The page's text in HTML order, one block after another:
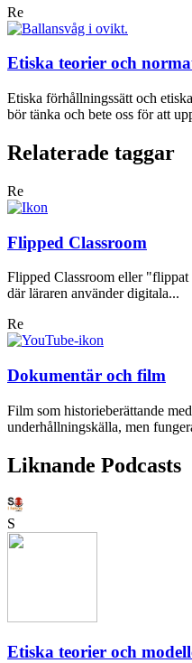
Re
Etiska teorier och
Etiska förhållningssätt och
bör tänka och bete oss för att
Relaterade taggar
Re
Flipped Classroom
Flipped Classroom eller
där läraren använder digitala...
Re
Dokumentär och film
Film som historieberättande
underhållningskälla, men
Liknande Podcasts
S
Etiska teorier och